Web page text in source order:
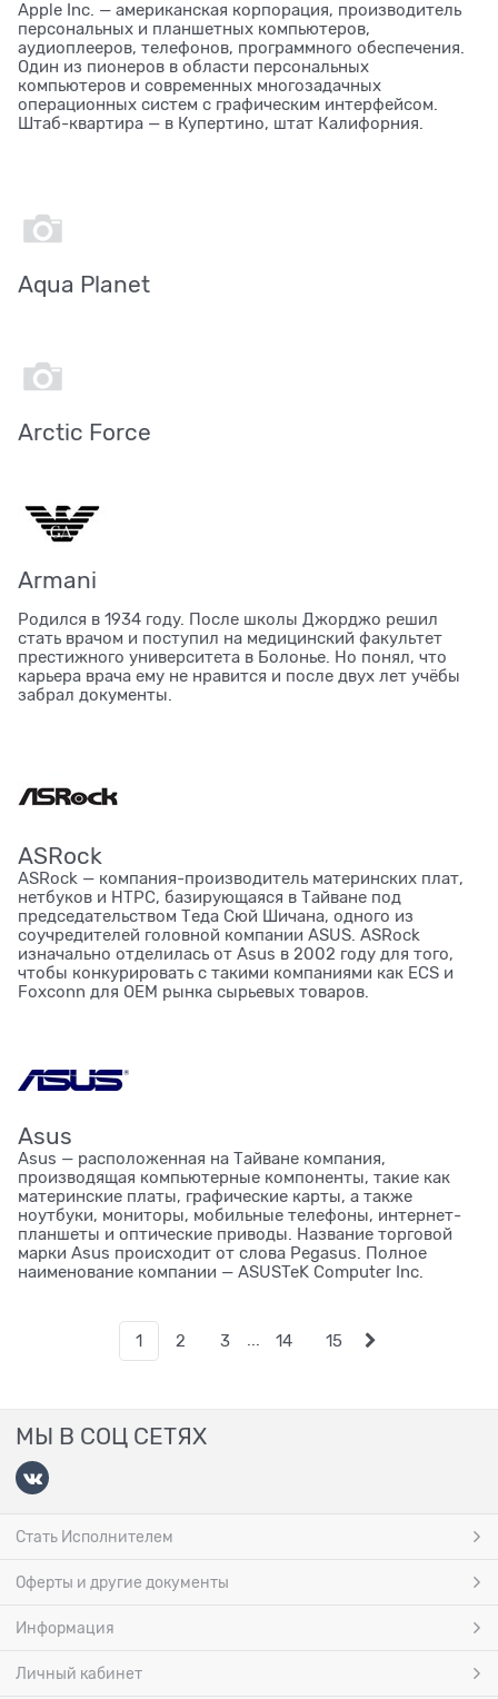
Apple Inc. — американская корпорация, производитель
персональных и планшетных компьютеров,
аудиоплееров, телефонов, программного обеспечения.
Один из пионеров в области персональных
компьютеров и современных многозадачных
операционных систем с графическим интерфейсом.
Штаб-квартира — в Купертино, штат Калифорния.
Aqua Planet
Arctic Force
Armani
Родился в 1934 году. После школы Джорджо решил
стать врачом и поступил на медицинский факультет
престижного университета в Болонье. Но понял, что
карьера врача ему не нравится и после двух лет учёбы
забрал документы.
ASRock
ASRock — компания-производитель материнских плат,
нетбуков и HTPC, базирующаяся в Тайване под
председательством Теда Сюй Шичана, одного из
соучредителей головной компании ASUS. ASRock
изначально отделилась от Asus в 2002 году для того,
чтобы конкурировать с такими компаниями как ECS и
Foxconn для OEM рынка сырьевых товаров.
Asus
Asus — расположенная на Тайване компания,
производящая компьютерные компоненты, такие как
материнские платы, графические карты, а также
ноутбуки, мониторы, мобильные телефоны, интернет-
планшеты и оптические приводы. Название торговой
марки Asus происходит от слова Pegasus. Полное
наименование компании — ASUSTeK Computer Inc.
1 2 3 14 15
МЫ В СОЦ СЕТЯХ
Стать Исполнителем
Оферты и другие документы
Информация
Личный кабинет